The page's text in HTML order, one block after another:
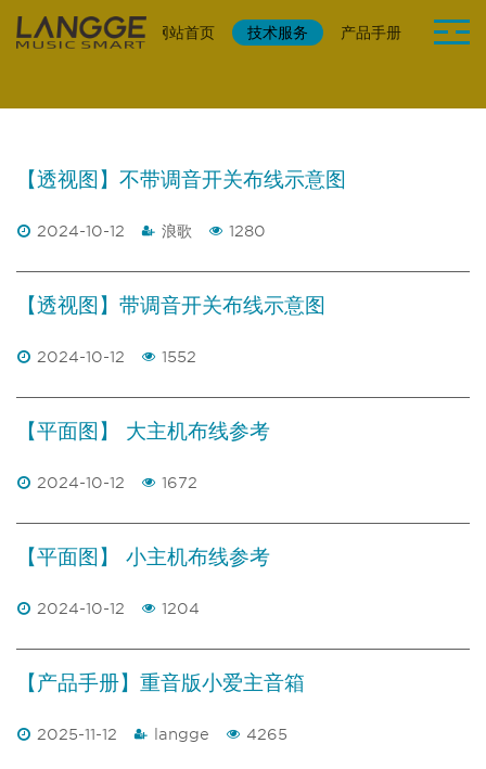
网站首页 技术服务 产品手册 安装接
【透视图】不带调音开关布线示意图
2024-10-12 浪歌 1280
【透视图】带调音开关布线示意图
2024-10-12 1552
【平面图】 大主机布线参考
2024-10-12 1672
【平面图】 小主机布线参考
2024-10-12 1204
【产品手册】重音版小爱主音箱
2025-11-12 langge 4265